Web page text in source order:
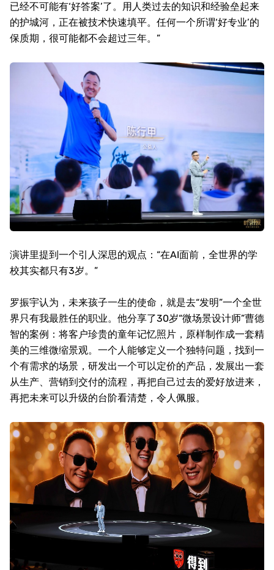
已经不可能有‘好答案’了。用人类过去的知识和经验垒起来
的护城河，正在被技术快速填平。任何一个所谓‘好专业’的
保质期，很可能都不会超过三年。”
演讲里提到一个引人深思的观点：“在AI面前，全世界的学
校其实都只有3岁。”
罗振宇认为，未来孩子一生的使命，就是去“发明”一个全世
界只有我最胜任的职业。他分享了30岁“微场景设计师”曹德
智的案例：将客户珍贵的童年记忆照片，原样制作成一套精
美的三维微缩景观。一个人能够定义一个独特问题，找到一
个有需求的场景，研发出一个可以定价的产品，发展出一套
从生产、营销到交付的流程，再把自己过去的爱好放进来，
再把未来可以升级的台阶看清楚，令人佩服。